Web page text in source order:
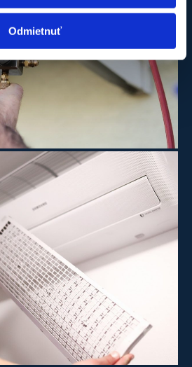
Odmietnuť